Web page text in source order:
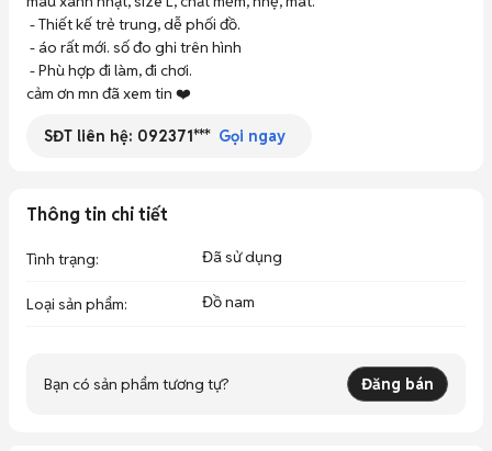
cảm ơn mn đã xem tin ❤️
SĐT liên hệ: 092371*** Gọi ngay
Thông tin chi tiết
Tình trạng: Đã sử dụng
Loại sản phẩm: Đồ nam
Bạn có sản phẩm tương tự? Đăng bán